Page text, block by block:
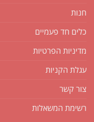
חנות
כלים חד פעמיים
מדיניות הפרטיות
עגלת הקניות
צור קשר
רשימת המשאלות